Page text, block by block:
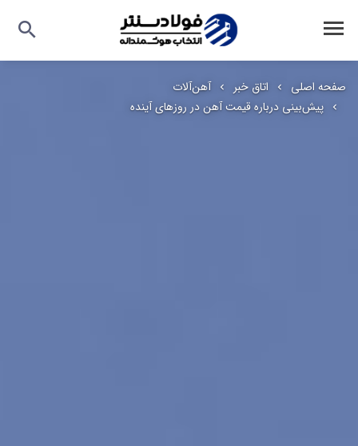
صفحه اصلی اتاق خبر
آهن‌آلات
پیش‌بینی درباره قیمت آهن در روزهای آینده